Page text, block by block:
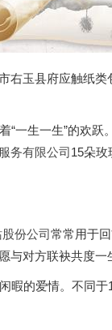
右玉县府应触纸
“一生一生”的欢
务有限公司15朵玫
份公司常常用于
与对方联袂共度
暇的爱情。不同